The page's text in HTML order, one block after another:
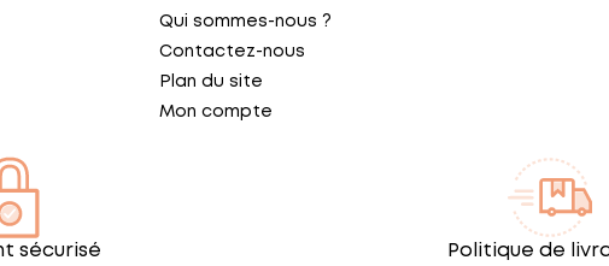
Qui sommes-nous ?
Contactez-nous
Plan du site
Mon compte
sécurisé Politique de